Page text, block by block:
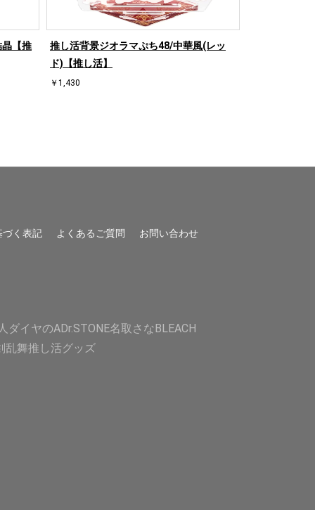
【推
推し活背景ジオラマぷち48/中華風(レッ
ド)【推し活】
￥1,430
く表記 よくあるご質問 お問い合わせ
ダイヤのADr.STONE名取さなBLEACH
乱舞推し活グッズ